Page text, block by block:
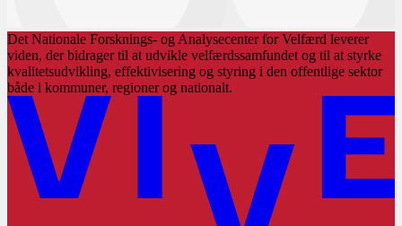
Det Nationale Forsknings- og Analysecenter for Velfærd leverer
viden, der bidrager til at udvikle velfærdssamfundet og til at styrke
kvalitetsudvikling, effektivisering og styring i den offentlige sektor
både i kommuner, regioner og nationalt.